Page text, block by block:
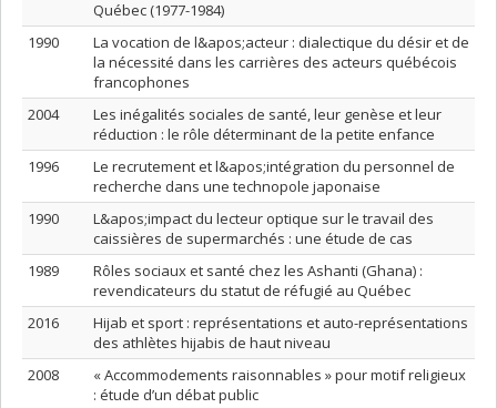
Québec (1977-1984)
1990
La vocation de l&apos;acteur : dialectique du désir et de
la nécessité dans les carrières des acteurs québécois
francophones
2004
Les inégalités sociales de santé, leur genèse et leur
réduction : le rôle déterminant de la petite enfance
1996
Le recrutement et l&apos;intégration du personnel de
recherche dans une technopole japonaise
1990
L&apos;impact du lecteur optique sur le travail des
caissières de supermarchés : une étude de cas
1989
Rôles sociaux et santé chez les Ashanti (Ghana) :
revendicateurs du statut de réfugié au Québec
2016
Hijab et sport : représentations et auto-représentations
des athlètes hijabis de haut niveau
2008
« Accommodements raisonnables » pour motif religieux
: étude d’un débat public